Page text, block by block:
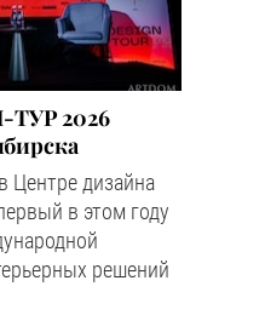
ТУР 2026
Центре дизайна
в этом году
решений